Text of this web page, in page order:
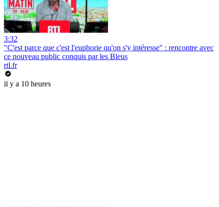
3:32
"C'est parce que c'est l'euphorie qu'on s'y intéresse" : rencontre avec
ce nouveau public conquis par les Bleus
rtl.fr
il y a 10 heures